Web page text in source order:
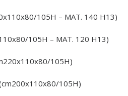
105H – MAT. 140 H13)
105H – MAT. 120 H13)
105H)
105H)